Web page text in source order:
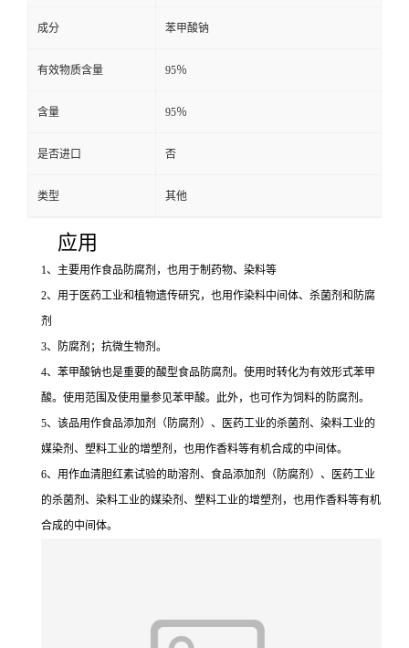
成分 苯甲酸钠
有效物质含量 95％
含量 95％
是否进口 否
类型 其他
应用
1、主要用作食品防腐剂，也用于制药物、染料等
2、用于医药工业和植物遗传研究，也用作染料中间体、杀菌剂和防腐
剂
3、防腐剂；抗微生物剂。
4、苯甲酸钠也是重要的酸型食品防腐剂。使用时转化为有效形式苯甲
酸。使用范围及使用量参见苯甲酸。此外，也可作为饲料的防腐剂。
5、该品用作食品添加剂（防腐剂）、医药工业的杀菌剂、染料工业的
媒染剂、塑料工业的增塑剂，也用作香料等有机合成的中间体。
6、用作血清胆红素试验的助溶剂、食品添加剂（防腐剂）、医药工业
的杀菌剂、染料工业的媒染剂、塑料工业的增塑剂，也用作香料等有机
合成的中间体。